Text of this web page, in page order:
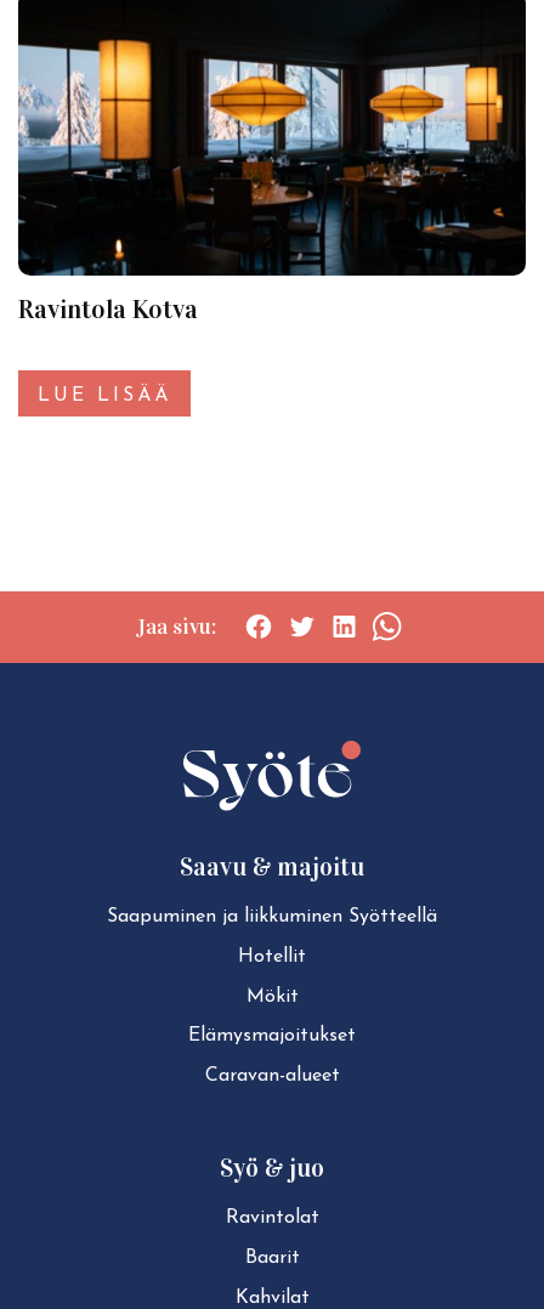
Ravintola Kotva
LUE LISÄÄ
Jaa sivu:
Saavu & majoitu
Saapuminen ja liikkuminen Syötteellä
Hotellit
Mökit
Elä­mys­ma­joi­tuk­set
Caravan-alueet
Syö & juo
Ravintolat
Baarit
Kahvilat